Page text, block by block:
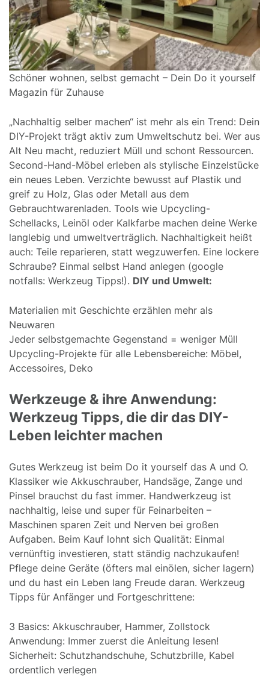
Schöner wohnen, selbst gemacht – Dein Do it yourself
Magazin für Zuhause
„Nachhaltig selber machen“ ist mehr als ein Trend: Dein
DIY-Projekt trägt aktiv zum Umweltschutz bei. Wer aus
Alt Neu macht, reduziert Müll und schont Ressourcen.
Second-Hand-Möbel erleben als stylische Einzelstücke
ein neues Leben. Verzichte bewusst auf Plastik und
greif zu Holz, Glas oder Metall aus dem
Gebrauchtwarenladen. Tools wie Upcycling-
Schellacks, Leinöl oder Kalkfarbe machen deine Werke
langlebig und umweltverträglich. Nachhaltigkeit heißt
auch: Teile reparieren, statt wegzuwerfen. Eine lockere
Schraube? Einmal selbst Hand anlegen (google
notfalls: Werkzeug Tipps!). DIY und Umwelt:
Materialien mit Geschichte erzählen mehr als
Neuwaren
Jeder selbstgemachte Gegenstand = weniger Müll
Upcycling-Projekte für alle Lebensbereiche: Möbel,
Accessoires, Deko
Werkzeuge & ihre Anwendung:
Werkzeug Tipps, die dir das DIY-
Leben leichter machen
Gutes Werkzeug ist beim Do it yourself das A und O.
Klassiker wie Akkuschrauber, Handsäge, Zange und
Pinsel brauchst du fast immer. Handwerkzeug ist
nachhaltig, leise und super für Feinarbeiten –
Maschinen sparen Zeit und Nerven bei großen
Aufgaben. Beim Kauf lohnt sich Qualität: Einmal
vernünftig investieren, statt ständig nachzukaufen!
Pflege deine Geräte (öfters mal einölen, sicher lagern)
und du hast ein Leben lang Freude daran. Werkzeug
Tipps für Anfänger und Fortgeschrittene:
3 Basics: Akkuschrauber, Hammer, Zollstock
Anwendung: Immer zuerst die Anleitung lesen!
Sicherheit: Schutzhandschuhe, Schutzbrille, Kabel
ordentlich verlegen